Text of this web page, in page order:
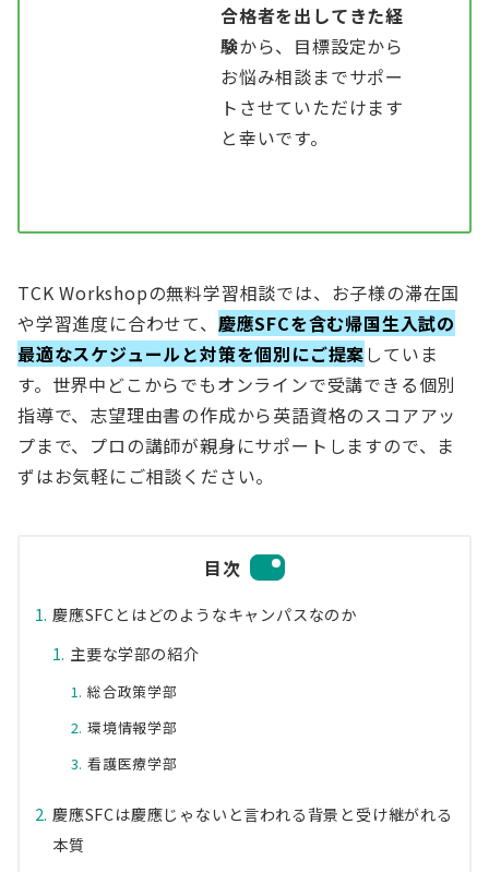
合格者を出してきた経
験から、目標設定から
お悩み相談までサポー
トさせていただけます
と幸いです。
TCK Workshopの無料学習相談では、お子様の滞在国
や学習進度に合わせて、 慶應SFCを含む帰国生入試の
最適なスケジュールと対策を個別にご提案していま
す。世界中どこからでもオンラインで受講できる個別
指導で、志望理由書の作成から英語資格のスコアアッ
プまで、プロの講師が親身にサポートしますので、ま
ずはお気軽にご相談ください。
目次
慶應SFCとはどのようなキャンパスなのか
主要な学部の紹介
総合政策学部
環境情報学部
看護医療学部
慶應SFCは慶應じゃないと言われる背景と受け継がれる
本質